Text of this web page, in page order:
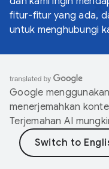
fitur-fitur yang ada,
untuk menghubungi
Google
menerjemahkan
Terjemahan AI